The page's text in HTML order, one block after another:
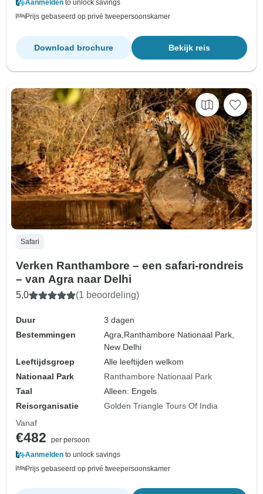
Aanmelden to unlock savings
Prijs gebaseerd op privé tweepersoonskamer
Bekijk reis
Download brochure
Safari
Verken Ranthambore – een safari-rondreis
– van Agra naar Delhi
5,0 (1 beoordeling)
Duur
3 dagen
Bestemmingen
Agra, Ranthambore Nationaal Park,
New Delhi
Leeftijdsgroep
Alle leeftijden welkom
Nationaal Park
Ranthambore Nationaal Park
Taal
Alleen: Engels
Reisorganisatie
Golden Triangle Tours Of India
Vanaf
€482
per persoon
Aanmelden to unlock savings
Prijs gebaseerd op privé tweepersoonskamer